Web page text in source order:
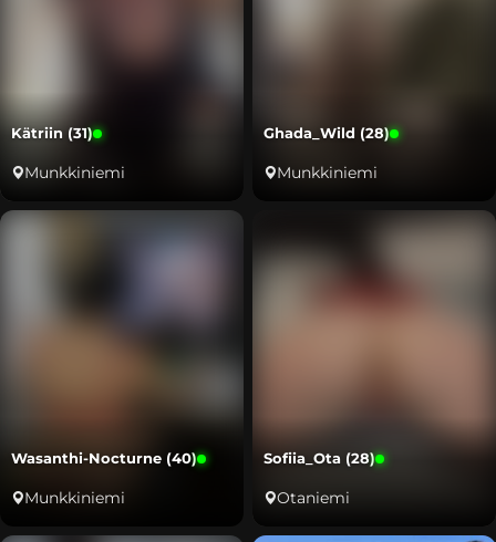
Kätriin (31)
Munkkiniemi
Ghada_Wild (28)
Munkkiniemi
Wasanthi-Nocturne (40)
Munkkiniemi
Sofiia_Ota (28)
Otaniemi